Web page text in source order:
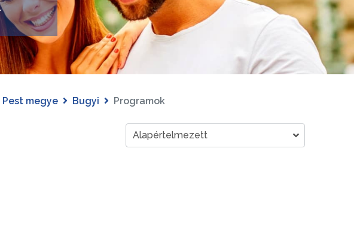
Pest megye Bugyi Programok